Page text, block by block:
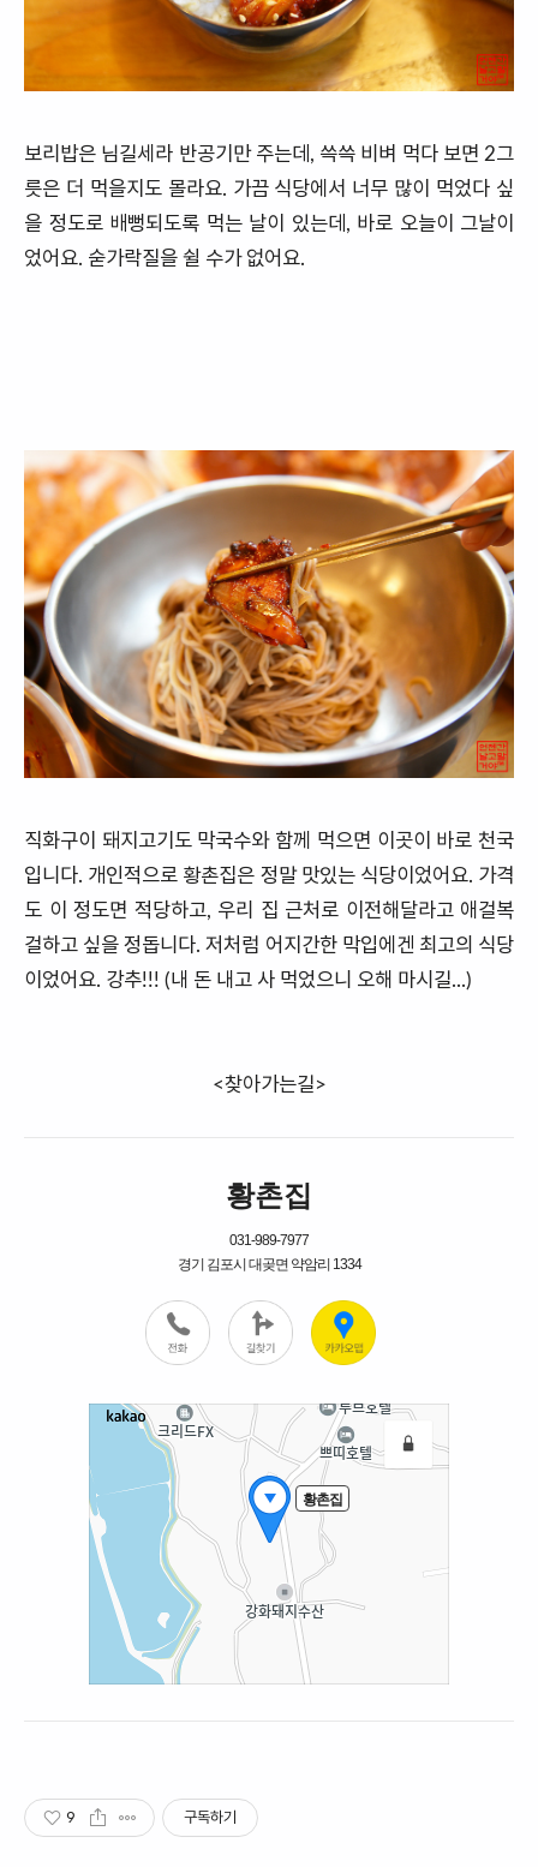
보리밥은 님길세라 반공기만 주는데, 쓱쓱 비벼 먹다 보면 2그
릇은 더 먹을지도 몰라요. 가끔 식당에서 너무 많이 먹었다 싶
을 정도로 배뻥되도록 먹는 날이 있는데, 바로 오늘이 그날이
었어요. 숟가락질을 쉴 수가 없어요.
직화구이 돼지고기도 막국수와 함께 먹으면 이곳이 바로 천국
입니다. 개인적으로 황촌집은 정말 맛있는 식당이었어요. 가격
도 이 정도면 적당하고, 우리 집 근처로 이전해달라고 애걸복
걸하고 싶을 정돕니다. 저처럼 어지간한 막입에겐 최고의 식당
이었어요. 강추!!! (내 돈 내고 사 먹었으니 오해 마시길...)
<찾아가는길>
9 구독하기